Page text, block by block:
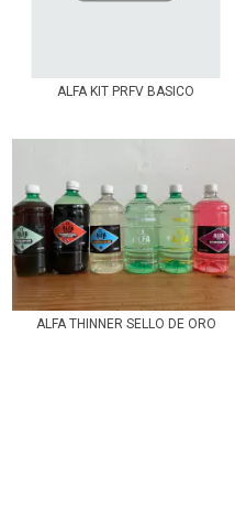
ALFA KIT PRFV BASICO
ALFA THINNER SELLO DE ORO